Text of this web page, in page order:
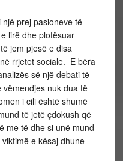
prej pasioneve të
lirë dhe plotësuar
jem pjesë e disa
rrjetet sociale. E bëra
së një debati të
nuk dua të
i cili është shumë
të jetë çdokush që
me të dhe si unë mund
e kësaj dhune